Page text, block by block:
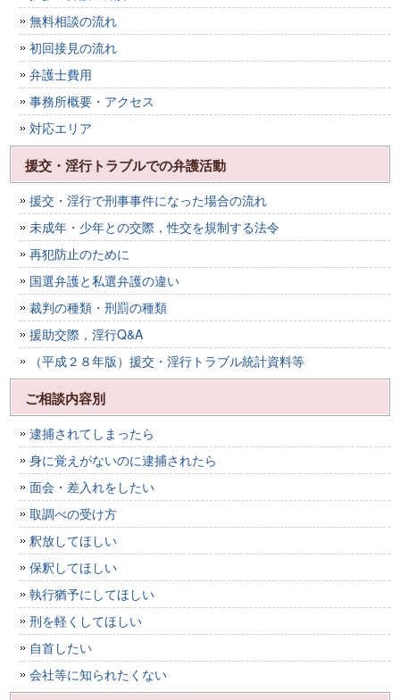
無料相談の流れ
初回接見の流れ
弁護士費用
事務所概要・アクセス
対応エリア
援交・淫行トラブルでの弁護活動
援交・淫行で刑事事件になった場合の流れ
未成年・少年との交際，性交を規制する法令
再犯防止のために
国選弁護と私選弁護の違い
裁判の種類・刑罰の種類
援助交際，淫行Q&A
（平成２８年版）援交・淫行トラブル統計資料等
ご相談内容別
逮捕されてしまったら
身に覚えがないのに逮捕されたら
面会・差入れをしたい
取調べの受け方
釈放してほしい
保釈してほしい
執行猶予にしてほしい
刑を軽くしてほしい
自首したい
会社等に知られたくない